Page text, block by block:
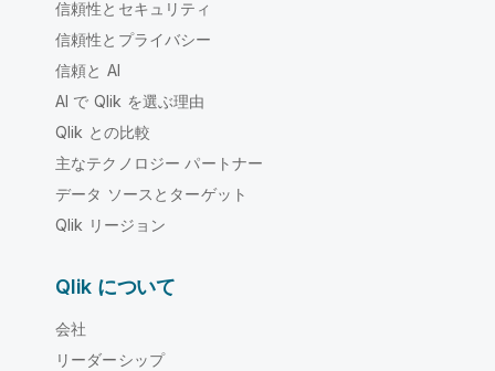
信頼性とセキュリティ
信頼性とプライバシー
信頼と AI
AI で Qlik を選ぶ理由
Qlik との比較
主なテクノロジー パートナー
データ ソースとターゲット
Qlik リージョン
Qlik について
会社
リーダーシップ